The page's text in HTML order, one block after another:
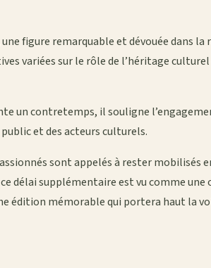
figure remarquable et dévouée dans
variées sur le rôle de l’héritage
un contretemps, il souligne
et des acteurs culturels.
sont appelés à rester mobilisés
délai supplémentaire est vu comme
édition mémorable qui portera haut la